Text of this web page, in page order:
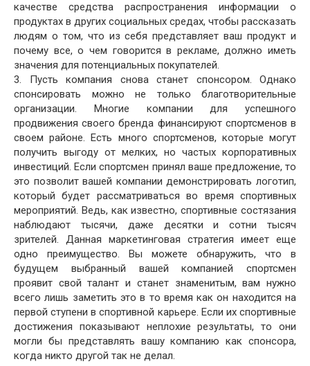
качестве средства распространения информации о
продуктах в других социальных средах, чтобы рассказать
людям о том, что из себя представляет ваш продукт и
почему все, о чем говорится в рекламе, должно иметь
значения для потенциальных покупателей.
3. Пусть компания снова станет спонсором. Однако
спонсировать можно не только благотворительные
организации. Многие компании для успешного
продвижения своего бренда финансируют спортсменов в
своем районе. Есть много спортсменов, которые могут
получить выгоду от мелких, но частых корпоративных
инвестиций. Если спортсмен принял ваше предложение, то
это позволит вашей компании демонстрировать логотип,
который будет рассматриваться во время спортивных
мероприятий. Ведь, как известно, спортивные состязания
наблюдают тысячи, даже десятки и сотни тысяч
зрителей. Данная маркетинговая стратегия имеет еще
одно преимущество. Вы можете обнаружить, что в
будущем выбранный вашей компанией спортсмен
проявит свой талант и станет знаменитым, вам нужно
всего лишь заметить это в то время как он находится на
первой ступени в спортивной карьере. Если их спортивные
достижения показывают неплохие результаты, то они
могли бы представлять вашу компанию как спонсора,
когда никто другой так не делал.